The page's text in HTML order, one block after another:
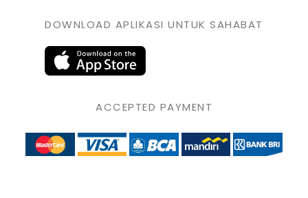
DOWNLOAD APLIKASI UNTUK SAHABAT
ACCEPTED PAYMENT